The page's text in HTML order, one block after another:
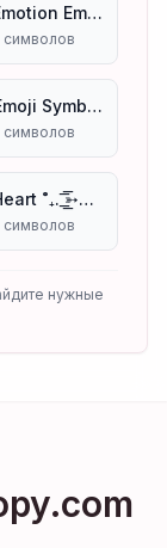
Smileys Emotion Emojis
символов
Flowers Emoji Symbols
символов
Popular Heart ˚₊. ͟͟͞͞➳❥ Emoji Symbols Copy And Paste
символов
нужные